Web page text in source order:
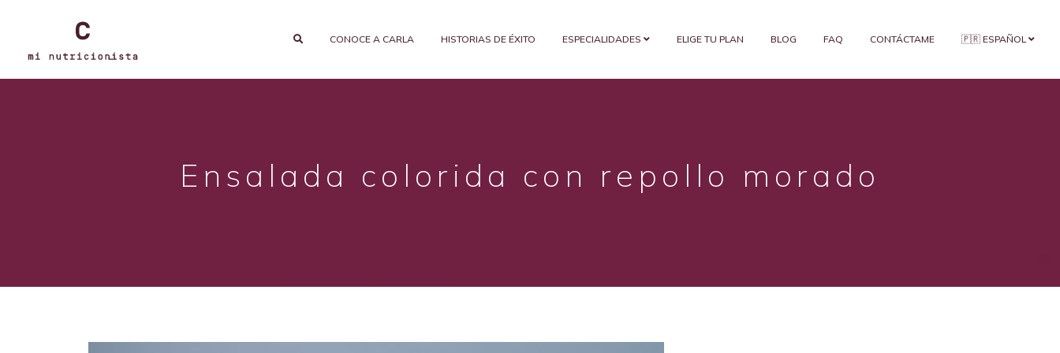
CONOCE A CARLA HISTORIAS DE ÉXITO ESPECIALIDADES ELIGE TU PLAN BLOG FAQ CONTÁCTAME 🇵🇷 ESPAÑOL
Ensalada colorida con repollo morado